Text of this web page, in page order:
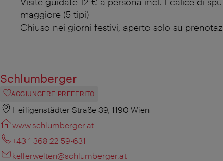
maggiore (5 tipi)
Chiuso nei giorni festivi, aperto solo su
Schlumberger
AGGIUNGERE PREFERITO
Heiligenstädter Straße 39, 1190 Wien
www.schlumberger.at
+43 1 368 22 59-631
kellerwelten@schlumberger.at